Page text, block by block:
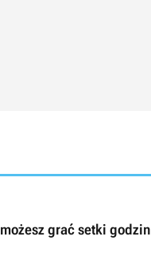
grać setki godzin